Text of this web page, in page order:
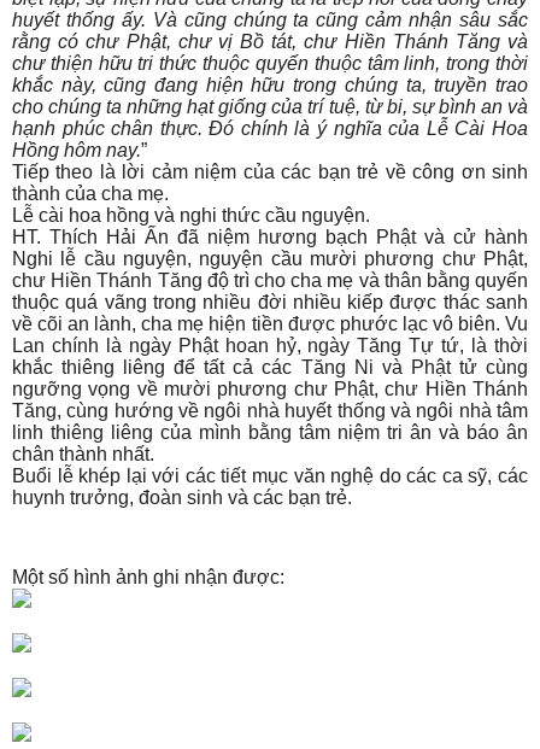
huyết thống ấy. Và cũng chúng ta cũng cảm nhận sâu sắc
rằng có chư Phật, chư vị Bồ tát, chư Hiền Thánh Tăng và
chư thiện hữu tri thức thuộc quyến thuộc tâm linh, trong thời
khắc này, cũng đang hiện hữu trong chúng ta, truyền trao
cho chúng ta những hạt giống của trí tuệ, từ bi, sự bình an và
hạnh phúc chân thực. Đó chính là ý nghĩa của Lễ Cài Hoa
Hồng hôm nay.”
Tiếp theo là lời cảm niệm của các bạn trẻ về công ơn sinh
thành của cha mẹ.
Lễ cài hoa hồng và nghi thức cầu nguyện.
HT. Thích Hải Ấn đã niệm hương bạch Phật và cử hành
Nghi lễ cầu nguyện, nguyện cầu mười phương chư Phật,
chư Hiền Thánh Tăng độ trì cho cha mẹ và thân bằng quyến
thuộc quá vãng trong nhiều đời nhiều kiếp được thác sanh
về cõi an lành, cha mẹ hiện tiền được phước lạc vô biên. Vu
Lan chính là ngày Phật hoan hỷ, ngày Tăng Tự tứ, là thời
khắc thiêng liêng để tất cả các Tăng Ni và Phật tử cùng
ngưỡng vọng về mười phương chư Phật, chư Hiền Thánh
Tăng, cùng hướng về ngôi nhà huyết thống và ngôi nhà tâm
linh thiêng liêng của mình bằng tâm niệm tri ân và báo ân
chân thành nhất.
Buổi lễ khép lại với các tiết mục văn nghệ do các ca sỹ, các
huynh trưởng, đoàn sinh và các bạn trẻ.
Một số hình ảnh ghi nhận được: